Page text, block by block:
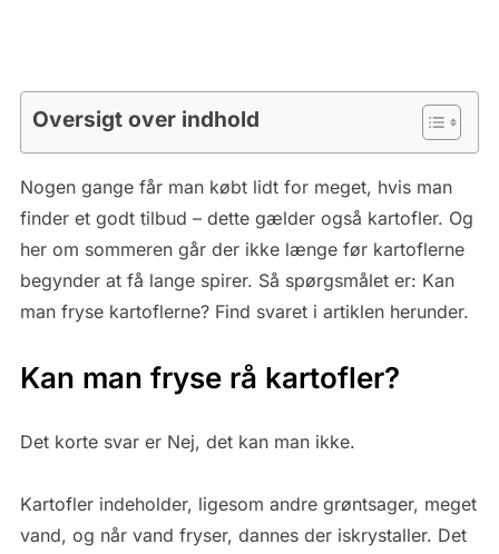
Oversigt over indhold
Nogen gange får man købt lidt for meget, hvis man
finder et godt tilbud – dette gælder også kartofler. Og
her om sommeren går der ikke længe før kartoflerne
begynder at få lange spirer. Så spørgsmålet er: Kan
man fryse kartoflerne? Find svaret i artiklen herunder.
Kan man fryse rå kartofler?
Det korte svar er Nej, det kan man ikke.
Kartofler indeholder, ligesom andre grøntsager, meget
vand, og når vand fryser, dannes der iskrystaller. Det